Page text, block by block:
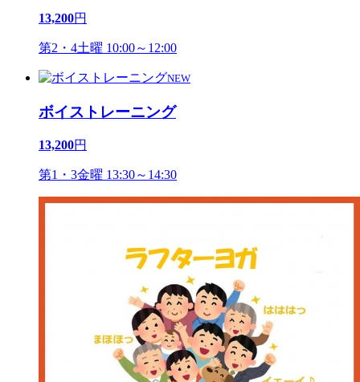
13,200円
第2・4土曜 10:00～12:00
NEW
ボイストレーニング
13,200円
第1・3金曜 13:30～14:30